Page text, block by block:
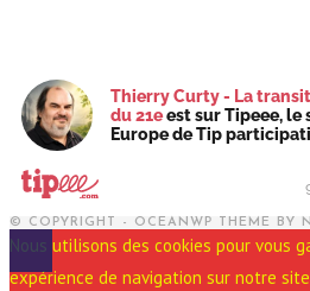
Thierry Curty - La
du 21eest sur Tipeee, le
Europe de Tip
© COPYRIGHT - OCEANWP THEME BY
Nous utilisons des cookies pour vous
expérience de navigation sur notre